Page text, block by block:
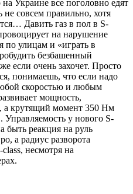
Украине все поголовно едят
не совсем правильно, хотя
Давить газ в пол в S-
на нарушение
по улицам и «играть в
безбашенный
если очень захочет. Просто
понимаешь, что если надо
скоростью и любым
мощность,
а крутящий момент 350 Нм
Управляемость у нового S-
быть реакция на руль
а радиус разворота
несмотря на